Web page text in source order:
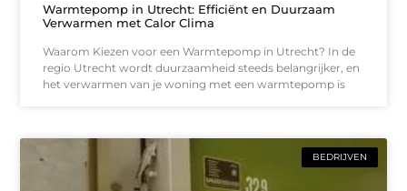
Warmtepomp in Utrecht: Efficiënt en Duurzaam
Verwarmen met Calor Clima
Waarom Kiezen voor een Warmtepomp in Utrecht? In de
regio Utrecht wordt duurzaamheid steeds belangrijker, en
het verwarmen van je woning met een warmtepomp is
BEDRIJVEN